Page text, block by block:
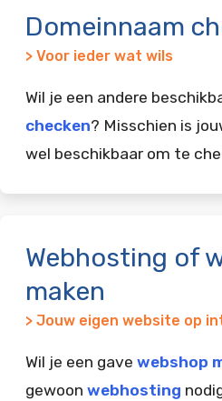
Domeinnaam
> Voor ieder wat wils
Wil je een andere
checken? Misschien is
wel beschikbaar om te
Webhosting of
maken
> Jouw eigen website op
Wil je een gave webshop
gewoon webhosting